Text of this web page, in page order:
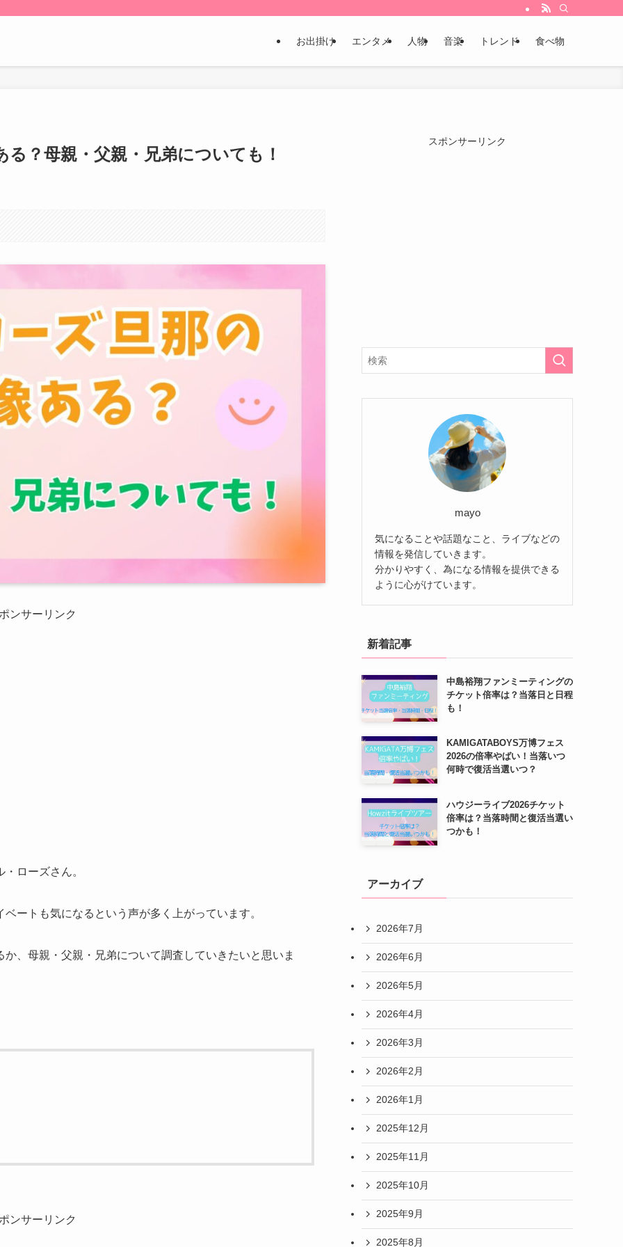
お出掛け エンタメ 人物 音楽 トレンド 食べ物
？母親・父親・兄弟についても！
ンサーリンク
ローズさん。
ートも気になるという声が多く上がっています。
、母親・父親・兄弟について調査していきたいと思いま
ンサーリンク
スポンサーリンク
mayo
気になることや話題なこと、ライブなどの
情報を発信していきます。
分かりやすく、為になる情報を提供できる
ように心がけています。
新着記事
中島裕翔ファンミーティングの
チケット倍率は？当落日と日程
も！
KAMIGATABOYS万博フェス
2026の倍率やばい！当落いつ
何時で復活当選いつ？
ハウジーライブ2026チケット
倍率は？当落時間と復活当選い
つかも！
アーカイブ
2026年7月
2026年6月
2026年5月
2026年4月
2026年3月
2026年2月
2026年1月
2025年12月
2025年11月
2025年10月
2025年9月
2025年8月